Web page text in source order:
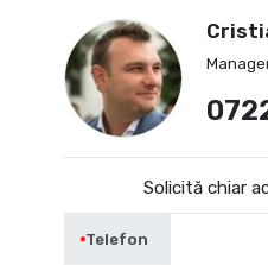
Solicită chiar
Telefon